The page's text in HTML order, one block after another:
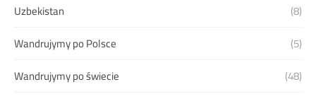
Uzbekistan
(8)
Wandrujymy po Polsce
(5)
Wandrujymy po świecie
(48)